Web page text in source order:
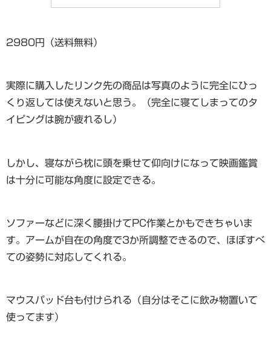
2980円（送料無料）
実際に購入したリンク先の商品は写真のように完全にひっ
くり返しては使えないと思う。（完全に寝てしまってのタ
イピングは腕が疲れるし）
しかし、寝ながら枕に頭を乗せて仰向けになって映画鑑賞
は十分に可能な角度に設定できる。
ソファーなどに深く腰掛けてPC作業とかもできちゃいま
す。アームが自在の角度で3か所調整できるので、ほぼすべ
ての姿勢に対応してくれる。
マウスパッド台も付けられる（自分はそこに飲み物置いて
使ってます）